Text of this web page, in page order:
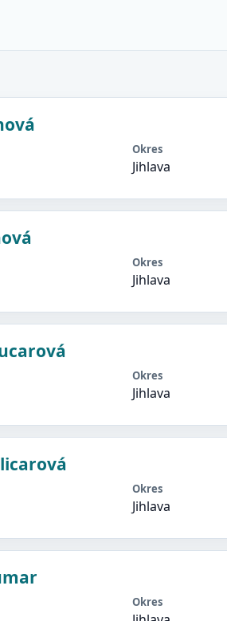
Okres
Jihlava
Okres
Jihlava
Okres
Jihlava
Okres
Jihlava
Okres